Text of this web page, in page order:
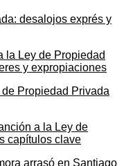
la Ley de Propiedad
y expropiaciones
a la Ley de
capítulos clave